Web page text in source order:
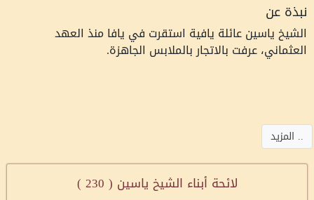
نبذة عن
الشيخ ياسين عائلة يافية استقرت في يافا منذ العهد
العثماني، عرفت بالاتجار بالملابس الجاهزة.
.. المزيد
لائحة أبناء الشيخ ياسين ( 230
)